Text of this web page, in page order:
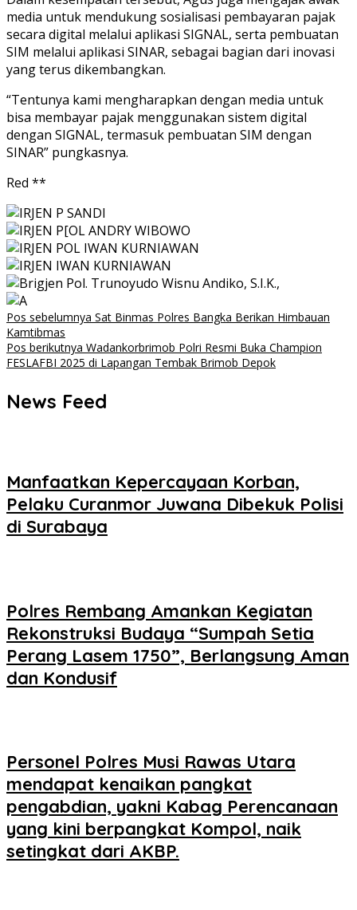
media untuk mendukung sosialisasi pembayaran pajak
secara digital melalui aplikasi SIGNAL, serta pembuatan
SIM melalui aplikasi SINAR, sebagai bagian dari inovasi
yang terus dikembangkan.
“Tentunya kami mengharapkan dengan media untuk
bisa membayar pajak menggunakan sistem digital
dengan SIGNAL, termasuk pembuatan SIM dengan
SINAR” pungkasnya.
Red **
Navigasi
pos
Pos sebelumnya Sat Binmas Polres Bangka Berikan Himbauan
Kamtibmas
Pos berikutnya Wadankorbrimob Polri Resmi Buka Champion
FESLAFBI 2025 di Lapangan Tembak Brimob Depok
News Feed
Manfaatkan Kepercayaan Korban,
Pelaku Curanmor Juwana Dibekuk Polisi
di Surabaya
Polres Rembang Amankan Kegiatan
Rekonstruksi Budaya “Sumpah Setia
Perang Lasem 1750”, Berlangsung Aman
dan Kondusif
Personel Polres Musi Rawas Utara
mendapat kenaikan pangkat
pengabdian, yakni Kabag Perencanaan
yang kini berpangkat Kompol, naik
setingkat dari AKBP.